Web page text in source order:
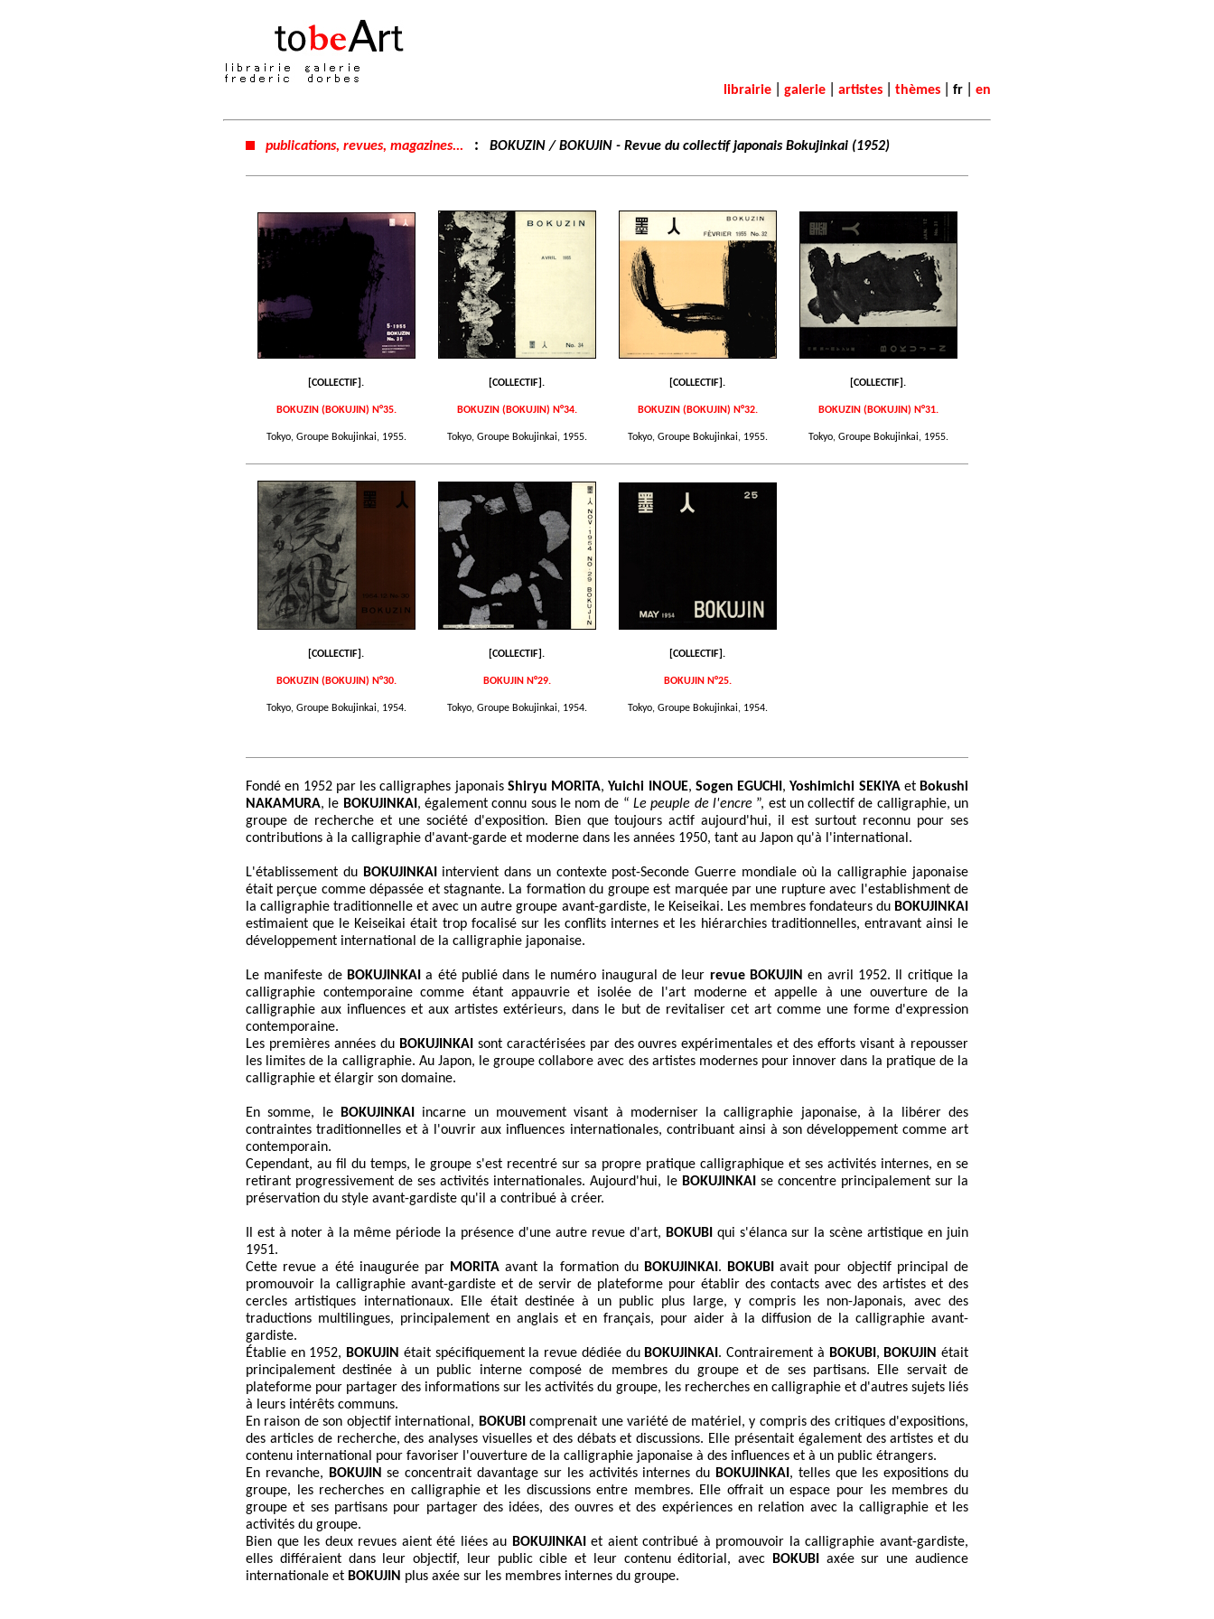
librairie galerie artistes thèmes fr en
publications, revues, magazines... : BOKUZIN / BOKUJIN - Revue du collectif japonais Bokujinkai (1952)
[COLLECTIF].
BOKUZIN (BOKUJIN) N°35.
Tokyo, Groupe Bokujinkai, 1955.
[COLLECTIF].
BOKUZIN (BOKUJIN) N°34.
Tokyo, Groupe Bokujinkai, 1955.
[COLLECTIF].
BOKUZIN (BOKUJIN) N°32.
Tokyo, Groupe Bokujinkai, 1955.
[COLLECTIF].
BOKUZIN (BOKUJIN) N°31.
Tokyo, Groupe Bokujinkai, 1955.
[COLLECTIF].
BOKUZIN (BOKUJIN) N°30.
Tokyo, Groupe Bokujinkai, 1954.
[COLLECTIF].
BOKUJIN N°29.
Tokyo, Groupe Bokujinkai, 1954.
[COLLECTIF].
BOKUJIN N°25.
Tokyo, Groupe Bokujinkai, 1954.
Fondé en 1952 par les calligraphes japonais Shiryu MORITA,Yuichi INOUE, Sogen EGUCHI ,Yoshimichi SEKIYAet Bokushi
NAKAMURA, le BOKUJINKAI , également connu sous le nom de “Le peuple de l'encre”, est un collectif de calligraphie, un
groupe de recherche et une société d'exposition. Bien que toujours actif aujourd'hui, il est surtout reconnu pour ses
contributions à la calligraphie d'avant-garde et moderne dans les années 1950, tant au Japon qu'à l'international.
L'établissement du BOKUJINKAI
intervient dans un contexte post-Seconde Guerre mondiale où la calligraphie japonaise
était perçue comme dépassée et stagnante. La formation du groupe est marquée par une rupture avec l'establishment de
la calligraphie traditionnelle et avec un autre groupe avant-gardiste, le Keiseikai. Les membres fondateurs du BOKUJINKAI
estimaient que le Keiseikai était trop focalisé sur les conflits internes et les hiérarchies traditionnelles, entravant ainsi le
développement international de la calligraphie japonaise.
Le manifeste de BOKUJINKAI a été publié dans le numéro inaugural de leur revue BOKUJIN en avril 1952. Il critique la
calligraphie contemporaine comme étant appauvrie et isolée de l'art moderne et appelle à une ouverture de la
calligraphie aux influences et aux artistes extérieurs, dans le but de revitaliser cet art comme une forme d'expression
contemporaine.
Les premières années du BOKUJINKAI sont caractérisées par des ouvres expérimentales et des efforts visant à repousser
les limites de la calligraphie. Au Japon, le groupe collabore avec des artistes modernes pour innover dans la pratique de la
calligraphie et élargir son domaine.
En somme, le BOKUJINKAI
incarne un mouvement visant à moderniser la calligraphie japonaise, à la libérer des
contraintes traditionnelles et à l'ouvrir aux influences internationales, contribuant ainsi à son développement comme art
contemporain.
Cependant, au fil du temps, le groupe s'est recentré sur sa propre pratique calligraphique et ses activités internes, en se
retirant progressivement de ses activités internationales. Aujourd'hui, le BOKUJINKAI se concentre principalement sur la
préservation du style avant-gardiste qu'il a contribué à créer.
Il est à noter à la même période la présence d'une autre revue d'art, BOKUBI qui s'élanca sur la scène artistique en juin
1951.
Cette revue a été inaugurée par MORITA avant la formation du BOKUJINKAI . BOKUBI
avait pour objectif principal de
promouvoir la calligraphie avant-gardiste et de servir de plateforme pour établir des contacts avec des artistes et des
cercles artistiques internationaux. Elle était destinée à un public plus large, y compris les non-Japonais, avec des
traductions multilingues, principalement en anglais et en français, pour aider à la diffusion de la calligraphie avant-
gardiste.
Établie en 1952, BOKUJIN était spécifiquement la revue dédiée du BOKUJINKAI . Contrairement à BOKUBI , BOKUJIN était
principalement destinée à un public interne composé de membres du groupe et de ses partisans. Elle servait de
plateforme pour partager des informations sur les activités du groupe, les recherches en calligraphie et d'autres sujets liés
à leurs intérêts communs.
En raison de son objectif international, BOKUBI comprenait une variété de matériel, y compris des critiques d'expositions,
des articles de recherche, des analyses visuelles et des débats et discussions. Elle présentait également des artistes et du
contenu international pour favoriser l'ouverture de la calligraphie japonaise à des influences et à un public étrangers.
En revanche,
BOKUJIN se concentrait davantage sur les activités internes du BOKUJINKAI , telles que les expositions du
groupe, les recherches en calligraphie et les discussions entre membres. Elle offrait un espace pour les membres du
groupe et ses partisans pour partager des idées, des ouvres et des expériences en relation avec la calligraphie et les
activités du groupe.
Bien que les deux revues aient été liées au BOKUJINKAI et aient contribué à promouvoir la calligraphie avant-gardiste,
elles différaient dans leur objectif, leur public cible et leur contenu éditorial, avec
BOKUBI
axée sur une audience
internationale et BOKUJIN plus axée sur les membres internes du groupe.